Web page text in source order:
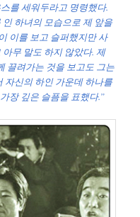
를 세워두라고 명령했다.
하녀의 모습으로 제 앞을
이를 보고 슬퍼했지만 사
무 말도 하지 않았다. 제
끌려가는 것을 보고도 그는
자신의 하인 가운데 하나를
장 깊은 슬픔을 표했다.”